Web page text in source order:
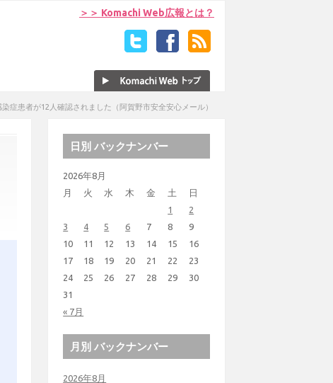
＞＞ Komachi Web広報とは？
症患者が12人確認されました（阿賀野市安全安心メール）
日別 バックナンバー
2026年8月
月
火 水 木 金 土 日
« 7月
1
2
3
4 5 6 7 8
9
10
11 12 13 14 15
16
17
18 19 20 21 22
23
24
25 26 27 28 29
30
31
月別 バックナンバー
2026年8月